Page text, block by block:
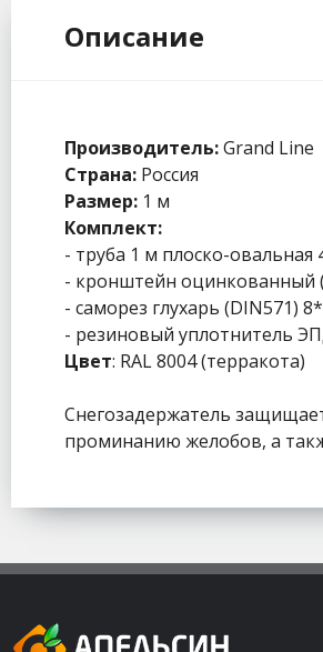
Описание
Производитель:Grand Line
Страна: Россия
Размер: 1 м
Комплект:
- труба 1 м плоско-
- кронштейн оцинкованный
- саморез глухарь (DIN571)
- резиновый уплотнитель
Цвет: RAL 8004 (терракота)
Снегозадержатель
проминанию желобов, а